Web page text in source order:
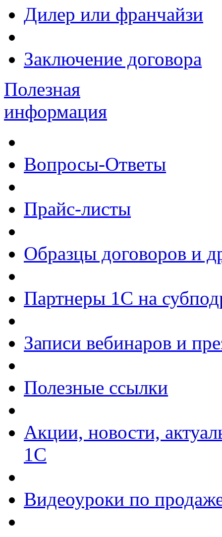
Дилер или франчайзи
Заключение договора
Полезная
информация
Вопросы-Ответы
Прайс-листы
Образцы договоров и
Партнеры 1С на
Записи вебинаров и
Полезные ссылки
Акции, новости,
1С
Видеоуроки по